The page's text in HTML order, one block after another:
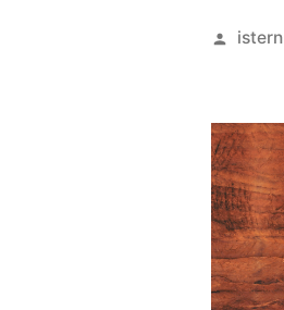
istern